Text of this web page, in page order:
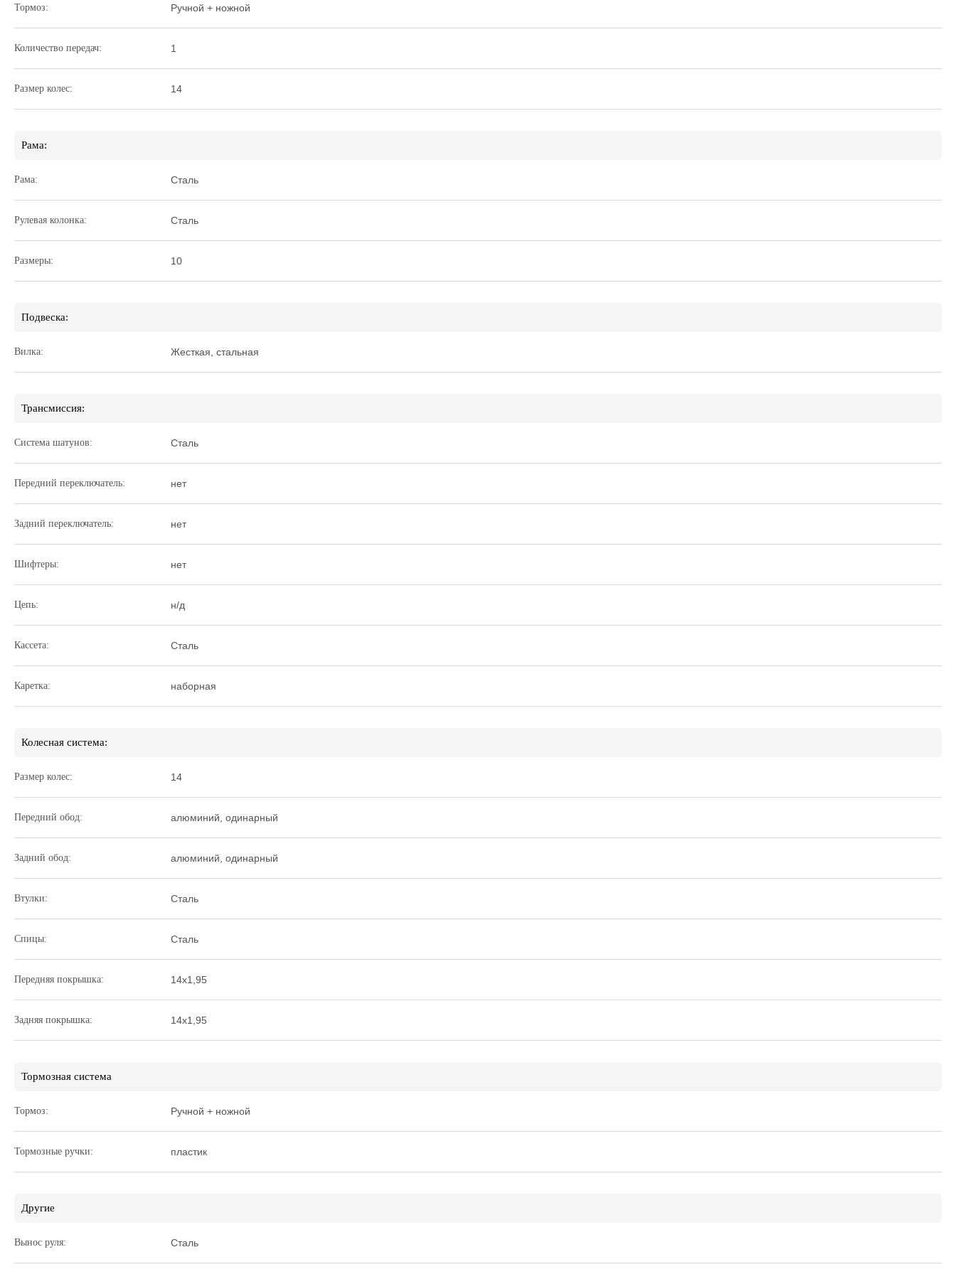
Тормоз: Ручной + ножной
Количество передач: 1
Размер колес: 14
Рама:
Рама: Сталь
Рулевая колонка: Сталь
Размеры: 10
Подвеска:
Вилка: Жесткая, стальная
Трансмиссия:
Система шатунов: Сталь
Передний переключатель: нет
Задний переключатель: нет
Шифтеры: нет
Цепь: н/д
Кассета: Сталь
Каретка: наборная
Колесная система:
Размер колес: 14
Передний обод: алюминий, одинарный
Задний обод: алюминий, одинарный
Втулки: Сталь
Спицы: Сталь
Передняя покрышка: 14х1,95
Задняя покрышка: 14х1,95
Тормозная система
Тормоз: Ручной + ножной
Тормозные ручки: пластик
Другие
Вынос руля: Сталь